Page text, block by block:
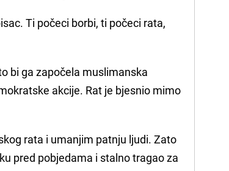
Ti počeci borbi, ti počeci rata,
bi ga započela muslimanska
akcije. Rat je bjesnio mimo
rata i umanjim patnju ljudi. Zato
pred pobjedama i stalno tragao za